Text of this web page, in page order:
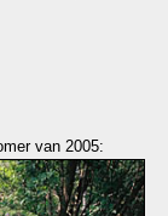
van 2005: